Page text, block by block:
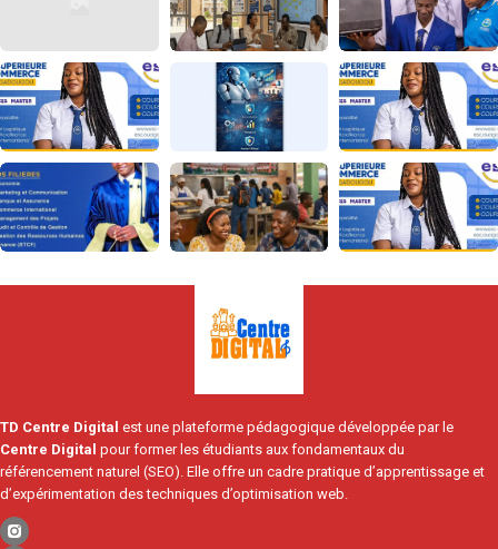
TD Centre Digital est une plateforme pédagogique développée par le
Centre Digital pour former les étudiants aux fondamentaux du
référencement naturel (SEO). Elle offre un cadre pratique d’apprentissage et
d’expérimentation des techniques d’optimisation web.